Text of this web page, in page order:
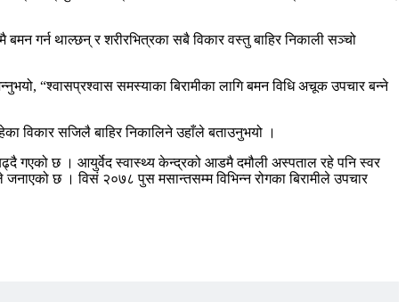
गर्न थाल्छन् र शरीरभित्रका सबै विकार वस्तु बाहिर निकाली सञ्चो
“श्वासप्रश्वास समस्याका बिरामीका लागि बमन विधि अचूक उपचार बन्ने
विकार सजिलै बाहिर निकालिने उहाँले बताउनुभयो ।
गएको छ । आयुर्वेद स्वास्थ्य केन्द्रको आडमै दमौली अस्पताल रहे पनि स्वर
छ । विसं २०७८ पुस मसान्तसम्म विभिन्न रोगका बिरामीले उपचार